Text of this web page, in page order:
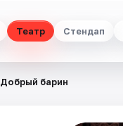
Театр Стендап
Добрый барин